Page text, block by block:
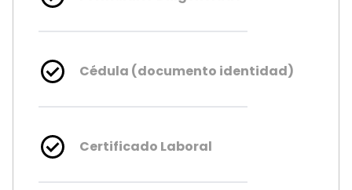
Cédula (documento identidad)
Certificado Laboral